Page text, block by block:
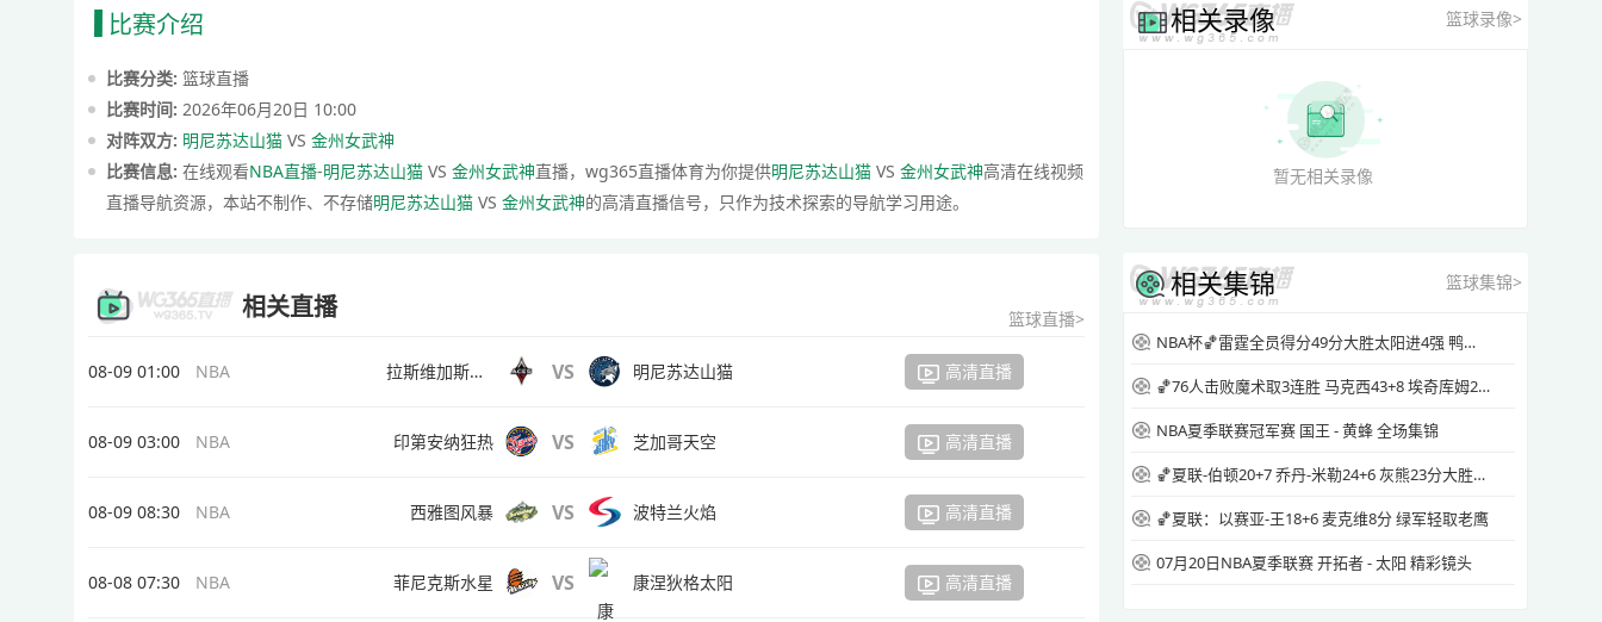
比赛介绍
比赛分类: 篮球直播
比赛时间: 2026年06月20日 10:00
对阵双方: 明尼苏达山猫 VS 金州女武神
比赛信息: 在线观看NBA直播-明尼苏达山猫 VS 金州女武神直播，wg365直播体育为你提供明尼苏达山猫 VS 金州女武神高清在线视频
直播导航资源，本站不制作、不存储明尼苏达山猫 VS 金州女武神的高清直播信号，只作为技术探索的导航学习用途。
相关直播 篮球直播>
08-09 01:00 NBA 拉斯维加斯王牌 VS 明尼苏达山猫 高清直播
08-09 03:00 NBA 印第安纳狂热 VS 芝加哥天空 高清直播
08-09 08:30 NBA 西雅图风暴 VS 波特兰火焰 高清直播
08-08 07:30 NBA 菲尼克斯水星 VS 康涅狄格太阳 高清直播
相关录像 篮球录像>
暂无相关录像
相关集锦 篮球集锦>
NBA杯🏀雷霆全员得分49分大胜太阳进4强 鸭梨三节28+8 切特24+8
🏀76人击败魔术取3连胜 马克西43+8 埃奇库姆26+7 恩比德休战
NBA夏季联赛冠军赛 国王 - 黄蜂 全场集锦
🏀夏联-伯顿20+7 乔丹-米勒24+6 灰熊23分大胜快船
🏀夏联：以赛亚-王18+6 麦克维8分 绿军轻取老鹰
07月20日NBA夏季联赛 开拓者 - 太阳 精彩镜头